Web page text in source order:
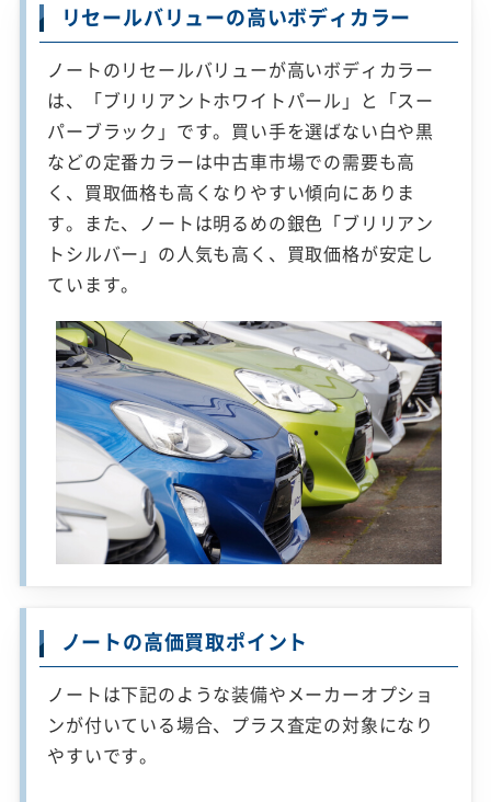
リセールバリューの高いボディカラー
ノートのリセールバリューが高いボディカラー
は、「ブリリアントホワイトパール」と「スー
パーブラック」です。買い手を選ばない白や黒
などの定番カラーは中古車市場での需要も高
く、買取価格も高くなりやすい傾向にありま
す。また、ノートは明るめの銀色「ブリリアン
トシルバー」の人気も高く、買取価格が安定し
ています。
ノートの高価買取ポイント
ノートは下記のような装備やメーカーオプショ
ンが付いている場合、プラス査定の対象になり
やすいです。